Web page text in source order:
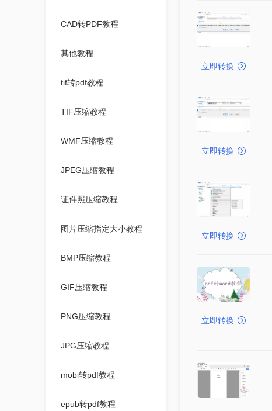
CAD转PDF教程
其他教程
tif转pdf教程
TIF压缩教程
WMF压缩教程
JPEG压缩教程
证件照压缩教程
图片压缩指定大小教程
BMP压缩教程
GIF压缩教程
PNG压缩教程
JPG压缩教程
mobi转pdf教程
epub转pdf教程
立即转换
立即转换
立即转换
立即转换